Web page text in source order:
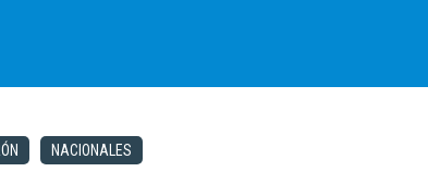
NACIONALES